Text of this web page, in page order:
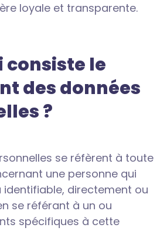
loyale et transparente.
consiste le
des données
?
se réfèrent à toute
une personne qui
identifiable, directement ou
se référant à un ou
spécifiques à cette